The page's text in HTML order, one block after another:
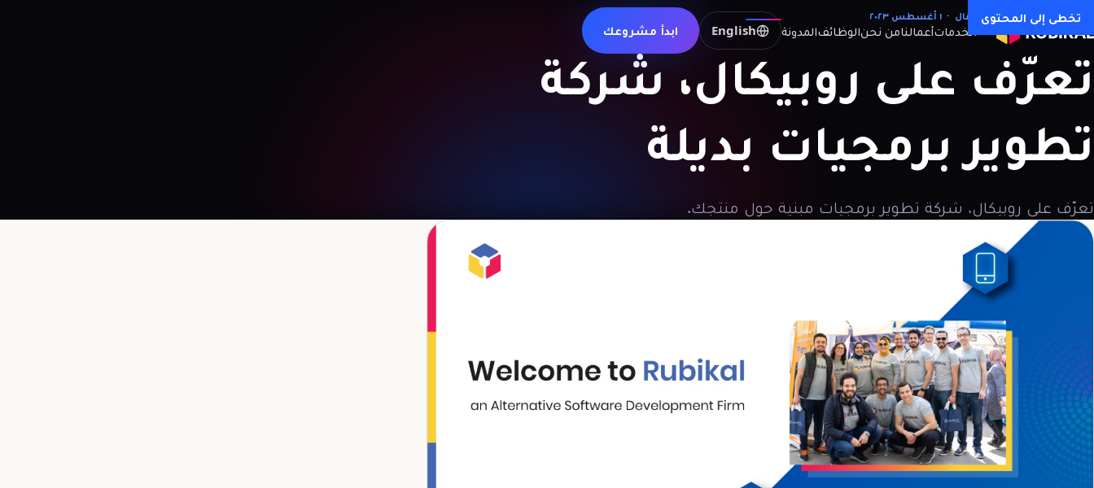
تخطى إلى المحتوى
الخدماتأعمالنامن نحنالوظائفالمدونة English ابدأ مشروعك
كل المقالات → مقال · ١ أغسطس ٢٠٢٣
تعرّف على روبيكال، شركة
تطوير برمجيات بديلة
تعرّف على روبيكال، شركة تطوير برمجيات مبنية حول منتجك.